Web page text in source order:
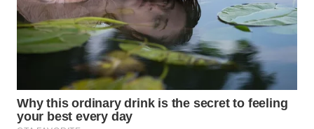
WAHANA
TV
WAHANANEWS
ID
WAHANANEWS